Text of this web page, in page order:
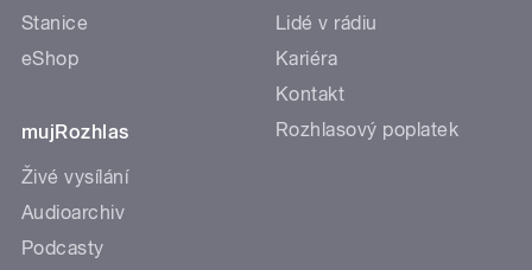
Stanice
eShop
mujRozhlas
Živé vysílání
Audioarchiv
Podcasty
Lidé v rádiu
Kariéra
Kontakt
Rozhlasový poplatek